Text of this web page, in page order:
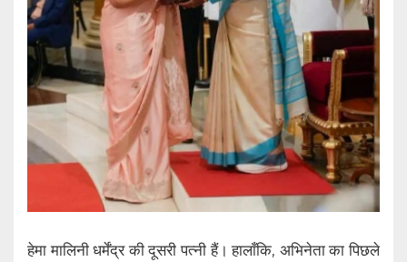
हेमा मालिनी धर्मेंद्र की दूसरी पत्नी हैं। हालाँकि, अभिनेता का पिछले